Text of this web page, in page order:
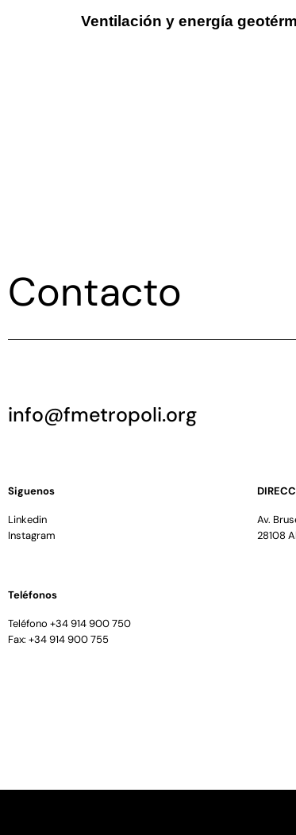
Ventilación y energía
Contacto
info@fmetropoli.org
Siguenos
Linkedin
Instagram
Av.
28108
Teléfonos
Teléfono +34 914 900 750
Fax: +34 914 900 755